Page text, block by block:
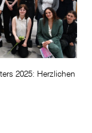
2025: Herzlichen